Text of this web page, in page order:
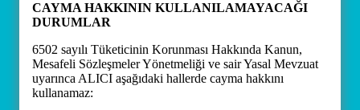
CAYMA HAKKININ KULLANILAMAYACAĞI
DURUMLAR
6502 sayılı Tüketicinin Korunması Hakkında Kanun,
Mesafeli Sözleşmeler Yönetmeliği ve sair Yasal Mevzuat
uyarınca ALICI aşağıdaki hallerde cayma hakkını
kullanamaz: